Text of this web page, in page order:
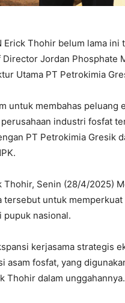
Erick Thohir belum lama
Jordan Phosphate
Utama PT Petrokimia
untuk membahas peluang
industri fosfat
PT Petrokimia Gresik
Thohir, Senin (28/4/2025)
untuk memperkuat
pupuk nasional.
kerjasama strategis
asam fosfat, yang
Thohir dalam unggahannya.